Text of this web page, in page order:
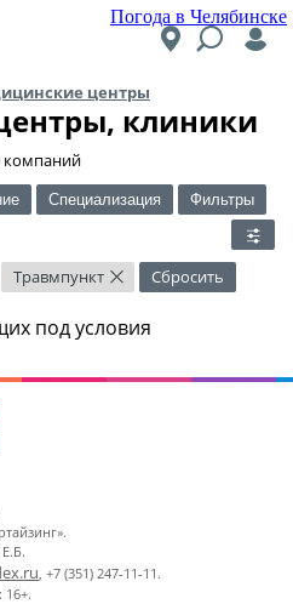
Погода в Челябинске
центры
клиники
компаний
Специализация Фильтры
Травмпункт × Сбросить
под условия
, +7 (351) 247-11-11.